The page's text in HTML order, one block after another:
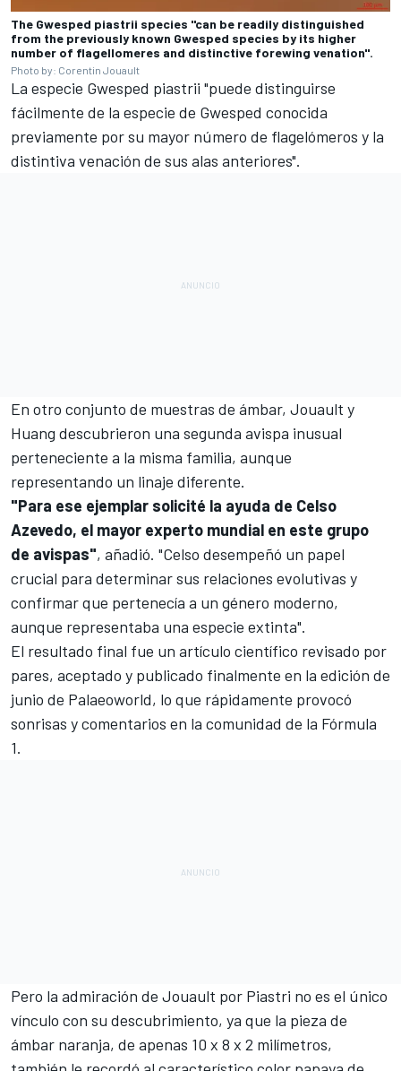
The Gwesped piastrii species "can be readily distinguished
from the previously known Gwesped species by its higher
number of flagellomeres and distinctive forewing venation".
Photo by: Corentin Jouault
La especie Gwesped piastrii "puede distinguirse
fácilmente de la especie de Gwesped conocida
previamente por su mayor número de flagelómeros y la
distintiva venación de sus alas anteriores".
En otro conjunto de muestras de ámbar, Jouault y
Huang descubrieron una segunda avispa inusual
perteneciente a la misma familia, aunque
representando un linaje diferente.
"Para ese ejemplar solicité la ayuda de Celso
Azevedo, el mayor experto mundial en este grupo
de avispas", añadió. "Celso desempeñó un papel
crucial para determinar sus relaciones evolutivas y
confirmar que pertenecía a un género moderno,
aunque representaba una especie extinta".
El resultado final fue un artículo científico revisado por
pares, aceptado y publicado finalmente en la edición de
junio de Palaeoworld, lo que rápidamente provocó
sonrisas y comentarios en la comunidad de la Fórmula
1.
Pero la admiración de Jouault por Piastri no es el único
vínculo con su descubrimiento, ya que la pieza de
ámbar naranja, de apenas 10 x 8 x 2 milímetros,